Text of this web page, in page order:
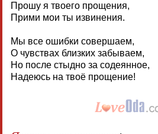
Прошу я твоего прощения,
Прими мои ты извинения.
Мы все ошибки совершаем,
О чувствах близких забываем,
Но после стыдно за содеянное,
Надеюсь на твоё прощение!